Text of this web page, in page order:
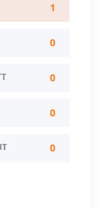
1
0
0
0
0